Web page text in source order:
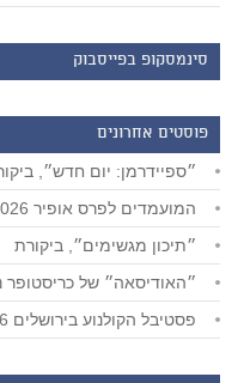
סינמסקופ בפייסבוק
פוסטים אחרונים
״ספיידרמן: יום חדש״,
המועמדים לפרס אופיר 2026: ״עצמאות״ מוביל
״תיכון מגשימים״, ביקורת
״האודיסאה״ של כריסטופר
פסטיבל הקולנוע בירושלים 2026: שמונה או תשע המלצות